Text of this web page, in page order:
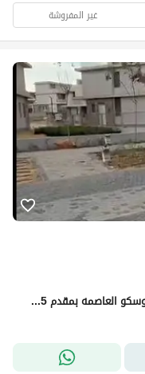
غير المفروشة
امتلك اميز استاند الون بمساحه 500م في البوسكو العاصمه بمقدم 5%بس وهتستلم بعد سنتين في كمبوند البوسكو عاصمه ساكن وعايش بالفعل